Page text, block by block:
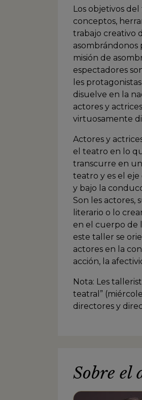
Los objetivos
conceptos,
trabajo creativo
asombrándonos
misión de
espectadores
les
disuelve en la
actores y
virtuosamente
Actores y
el teatro en lo
transcurre en
teatro y es el
y bajo la
Son les actores,
literario o lo
en el cuerpo de
este taller se
actores en la
acción, la
Nota: Les
teatral”
directores y
Sobre el